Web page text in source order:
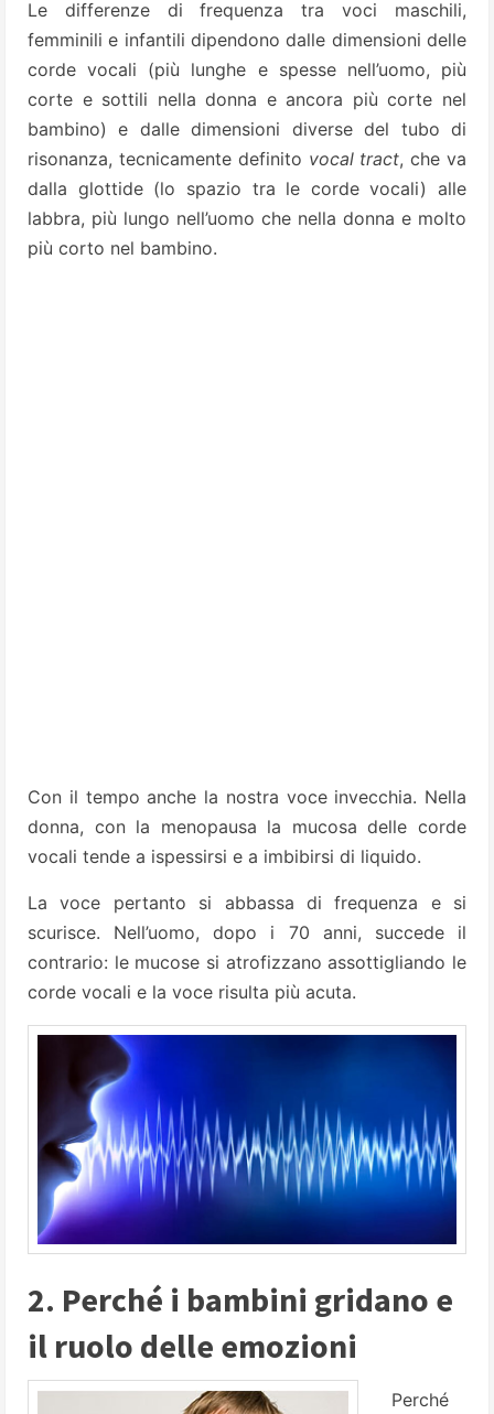
Le differenze di frequenza tra voci maschili,
femminili e infantili dipendono dalle dimensioni delle
corde vocali (più lunghe e spesse nell’uomo, più
corte e sottili nella donna e ancora più corte nel
bambino) e dalle dimensioni diverse del tubo di
risonanza, tecnicamente definito vocal tract, che va
dalla glottide (lo spazio tra le corde vocali) alle
labbra, più lungo nell’uomo che nella donna e molto
più corto nel bambino.
Con il tempo anche la nostra voce invecchia. Nella
donna, con la menopausa la mucosa delle corde
vocali tende a ispessirsi e a imbibirsi di liquido.
La voce pertanto si abbassa di frequenza e si
scurisce. Nell’uomo, dopo i 70 anni, succede il
contrario: le mucose si atrofizzano assottigliando le
corde vocali e la voce risulta più acuta.
2. Perché i bambini gridano e
il ruolo delle emozioni
Perché